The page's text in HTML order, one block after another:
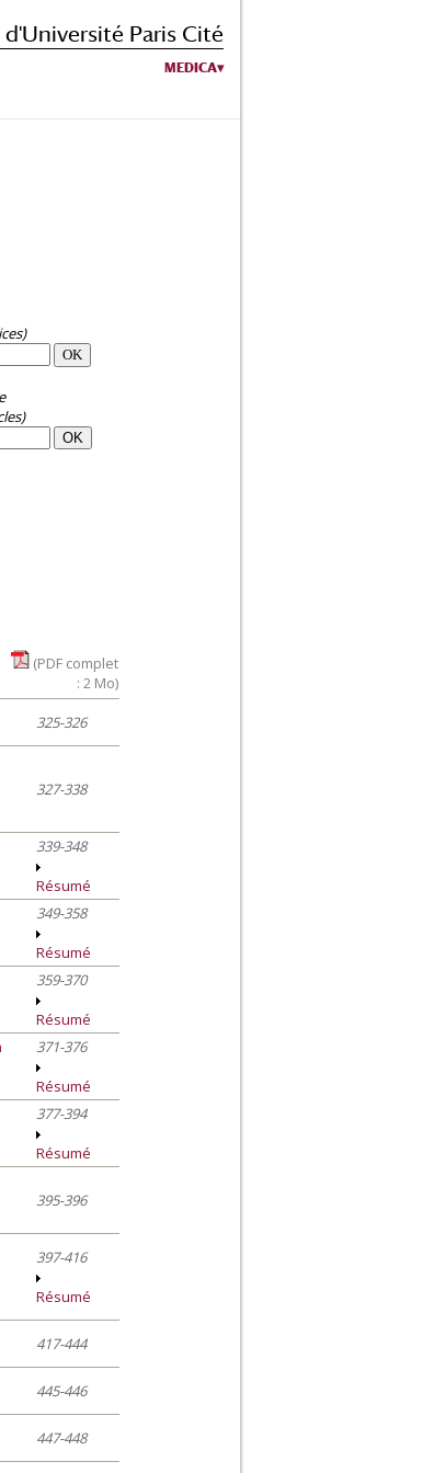
Paris Cité
MEDICA
(PDF complet
: 2 Mo)
325-326
327-338
339-348
Résumé
349-358
Résumé
359-370
Résumé
371-376
Résumé
377-394
Résumé
395-396
397-416
Résumé
417-444
445-446
447-448